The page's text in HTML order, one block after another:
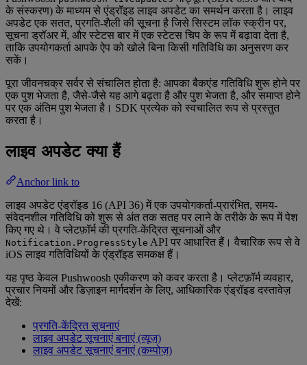
के संस्करण) के माध्यम से एंड्रॉइड लाइव अपडेट का समर्थन करता है। लाइव
अपडेट एक सतत, प्रगति-शैली की सूचना है जिसे सिस्टम लॉक स्क्रीन पर,
सूचना ड्रॉअर में, और स्टेटस बार में एक स्टेटस चिप के रूप में बढ़ावा देता है,
ताकि उपयोगकर्ता आपके ऐप को खोले बिना किसी गतिविधि का अनुसरण कर
सकें।
पूरा जीवनचक्र सर्वर से संचालित होता है: आपका बैकएंड गतिविधि शुरू होने पर
एक पुश भेजता है, जैसे-जैसे यह आगे बढ़ता है और पुश भेजता है, और समाप्त होने
पर एक अंतिम पुश भेजता है। SDK प्रत्येक को स्वचालित रूप से प्रस्तुत
करता है।
लाइव अपडेट क्या हैं
Anchor link to
लाइव अपडेट एंड्रॉइड 16 (API 36) में एक उपयोगकर्ता-प्रारंभित, समय-
संवेदनशील गतिविधि को शुरू से अंत तक सतह पर लाने के तरीके के रूप में पेश
किए गए थे। वे प्लेटफ़ॉर्म की प्रगति-केंद्रित सूचनाओं और
Notification.ProgressStyle API पर आधारित हैं। वैचारिक रूप से वे
iOS लाइव गतिविधियों के एंड्रॉइड समकक्ष हैं।
यह पृष्ठ केवल Pushwoosh एकीकरण को कवर करता है। प्लेटफ़ॉर्म व्यवहार,
प्रचार नियमों और डिज़ाइन मार्गदर्शन के लिए, आधिकारिक एंड्रॉइड दस्तावेज़
देखें:
प्रगति-केंद्रित सूचनाएं
लाइव अपडेट सूचनाएं बनाएं (व्यूज़)
लाइव अपडेट सूचनाएं बनाएं (कम्पोज़)